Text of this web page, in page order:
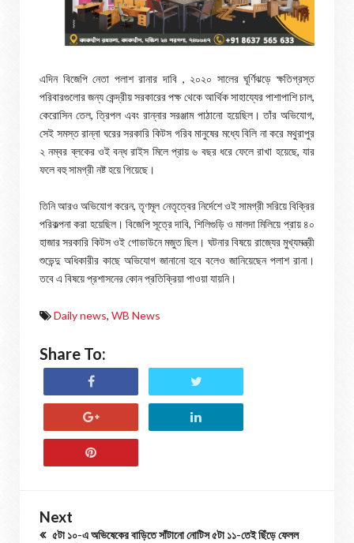
এদিন বিজেপি নেতা পলাশ রানার দাবি , ২০২০ সালের ঘূর্ণিঝড়ে ক্ষতিগ্রস্ত
পরিবারগুলোর জন্য কেন্দ্রীয় সরকারের পক্ষ থেকে আর্থিক সাহায্যের পাশাপাশি চাল,
কেরোসিন তেল, ত্রিপল এবং রান্নার সরঞ্জাম পাঠানো হয়েছিল। তাঁর অভিযোগ,
সেই সমস্ত রান্না ঘরের সরকারি কিটস গরিব মানুষের মধ্যে বিলি না করে মথুরাপুর
২ নম্বর ব্লকের ওই বন্ধ রাইস মিলে প্রায় ৬ বছর ধরে ফেলে রাখা হয়েছে, যার
ফলে বহু সামগ্রী নষ্ট হয়ে গিয়েছে।
তিনি আরও অভিযোগ করেন, তৃণমূল নেতৃত্বের নির্দেশে ওই সামগ্রী সরিয়ে বিক্রির
পরিকল্পনা করা হয়েছিল। বিজেপি সূত্রে দাবি, শিলিগুড়ি ও মালদা মিলিয়ে প্রায় ৪০
হাজার সরকারি কিটস ওই গোডাউনে মজুত ছিল। ঘটনার বিষয়ে রাজ্যের মুখ্যমন্ত্রী
শুভেন্দু অধিকারীর কাছে অভিযোগ জানানো হবে বলেও জানিয়েছেন পলাশ রানা।
তবে এ বিষয়ে প্রশাসনের কোন প্রতিক্রিয়া পাওয়া যায়নি।
Daily news, WB News
Share To:
Next
৫টা ১০-এ অভিষেকের বাড়িতে সাঁটানো নোটিস ৫টা ১১-তেই ছিঁড়ে ফেলল